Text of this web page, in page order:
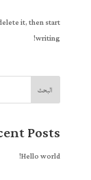
it, then start
writing!
البحث
Posts
Hello world!